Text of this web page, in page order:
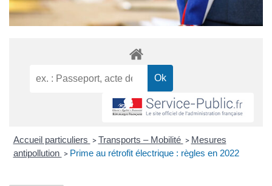
Accueil particuliers > Transports – Mobilité > Mesures
antipollution > Prime au rétrofit électrique : règles en 2022